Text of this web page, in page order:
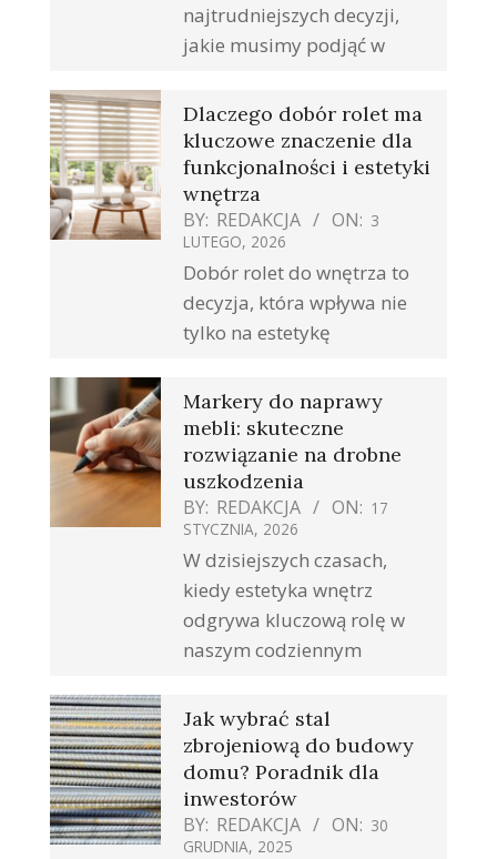
najtrudniejszych decyzji,
jakie musimy podjąć w
Dlaczego dobór rolet ma
kluczowe znaczenie dla
funkcjonalności i estetyki
wnętrza
BY: REDAKCJA ON: 3
LUTEGO, 2026
Dobór rolet do wnętrza to
decyzja, która wpływa nie
tylko na estetykę
Markery do naprawy
mebli: skuteczne
rozwiązanie na drobne
uszkodzenia
BY: REDAKCJA ON: 17
STYCZNIA, 2026
W dzisiejszych czasach,
kiedy estetyka wnętrz
odgrywa kluczową rolę w
naszym codziennym
Jak wybrać stal
zbrojeniową do budowy
domu? Poradnik dla
inwestorów
BY: REDAKCJA ON: 30
GRUDNIA, 2025